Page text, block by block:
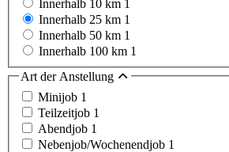
Innerhalb 10 km 1
Innerhalb 25 km 1
Innerhalb 50 km 1
Innerhalb 100 km 1
Art der Anstellung
Minijob 1
Teilzeitjob 1
Abendjob 1
Nebenjob/Wochenendjob 1